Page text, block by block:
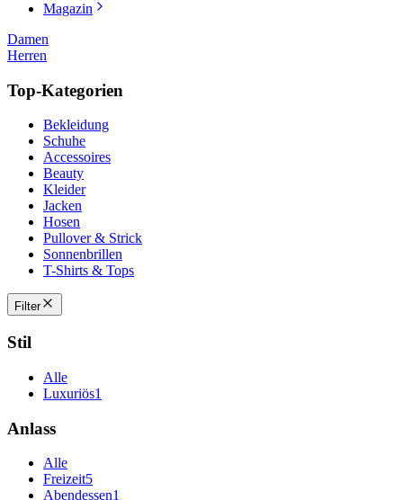
Magazin
Damen
Herren
Top-Kategorien
Bekleidung
Schuhe
Accessoires
Beauty
Kleider
Jacken
Hosen
Pullover & Strick
Sonnenbrillen
T-Shirts & Tops
Filter
Stil
Alle
Luxuriös1
Anlass
Alle
Freizeit5
Abendessen1